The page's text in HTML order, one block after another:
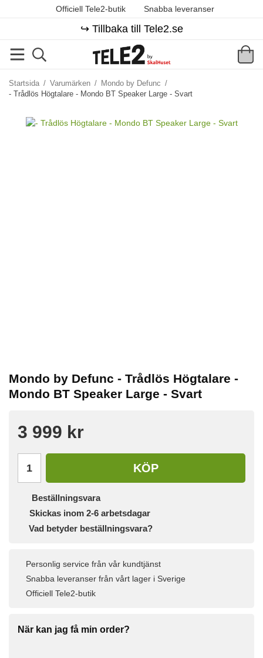
Officiell Tele2-butik Snabba leveranser
↪️ Tillbaka till Tele2.se
Startsida / Varumärken / Mondo by Defunc /
- Trådlös Högtalare - Mondo BT Speaker Large - Svart
Mondo by Defunc - Trådlös Högtalare -
Mondo BT Speaker Large - Svart
3 999 kr
KÖP
Beställningsvara
Skickas inom 2-6 arbetsdagar
Vad betyder beställningsvara?
Personlig service från vår kundtjänst
Snabba leveranser från vårt lager i Sverige
Officiell Tele2-butik
När kan jag få min order?